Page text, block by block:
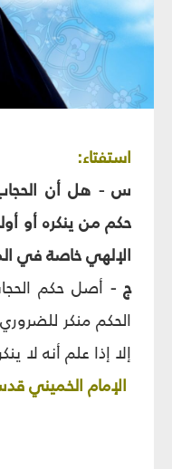
استفتاء:
س - هل أن
حكم من ينكره أو
الإلهي خاصة في
ج - أصل حكم
الحكم منكر
إلا إذا علم أنه لا
الإمام الخميني‏